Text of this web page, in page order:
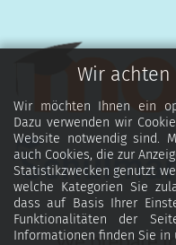
Wir
Wir möchten Ihnen ein
Dazu verwenden wir
Website notwendig sind.
auch Cookies, die zur
Statistikzwecken genutzt
welche Kategorien Sie
dass auf Basis Ihrer
Funktionalitäten der
Informationen finden Sie in